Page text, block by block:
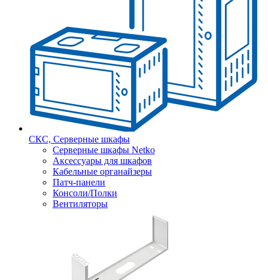
СКС, Серверные шкафы
Серверные шкафы Netko
Аксессуары для шкафов
Кабельные органайзеры
Патч-панели
Консоли/Полки
Вентиляторы